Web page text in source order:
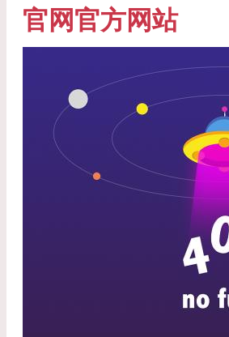
官网官方网站